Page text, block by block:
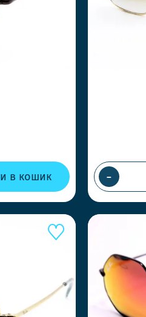
в кошик -